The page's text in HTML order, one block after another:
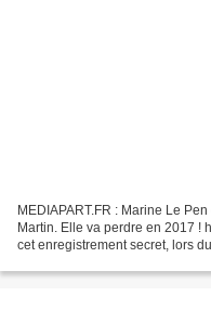
MEDIAPART.FR : Marine Le
Martin. Elle va perdre en 2017 !
cet enregistrement secret, lors